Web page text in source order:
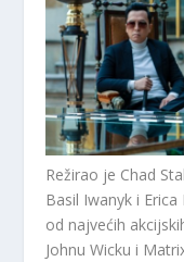
Režirao je Chad
Basil Iwanyk i
od najvećih
Johnu Wicku i